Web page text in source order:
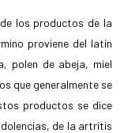
los productos de la
proviene del latín
polen de abeja, miel
que generalmente se
productos se dice
de la artritis